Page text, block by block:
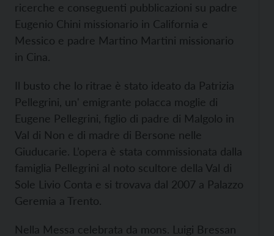
ricerche e conseguenti pubblicazioni su padre
Eugenio Chini missionario in California e
Messico e padre Martino Martini missionario
in Cina.
Il busto che lo ritrae è stato ideato da Patrizia
Pellegrini, un' emigrante polacca moglie di
Eugene Pellegrini, figlio di padre di Malgolo in
Val di Non e di madre di Bersone nelle
Giuducarie. L’opera è stata commissionata dalla
famiglia Pellegrini al noto scultore della Val di
Sole Livio Conta e si trovava dal 2007 a Palazzo
Geremia a Trento.
Nella Messa celebrata da mons. Luigi Bressan